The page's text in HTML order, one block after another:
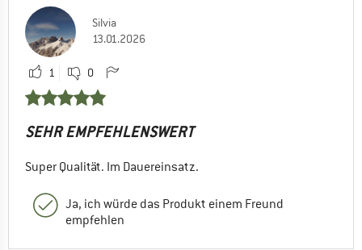
Silvia
13.01.2026
1 0
SEHR EMPFEHLENSWERT
Super Qualität. Im Dauereinsatz.
Ja, ich würde das Produkt einem Freund
empfehlen